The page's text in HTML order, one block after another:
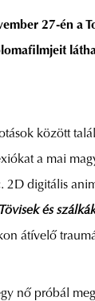
27-én a
között
a mai
2D digitális
Tövisek és
átívelő
nő próbál